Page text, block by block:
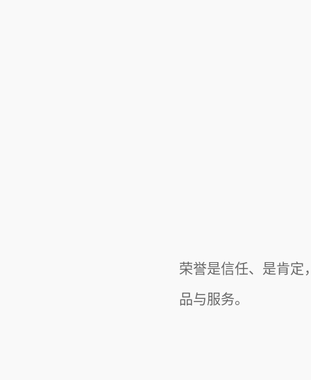
荣誉是信任、是肯定
品与服务。